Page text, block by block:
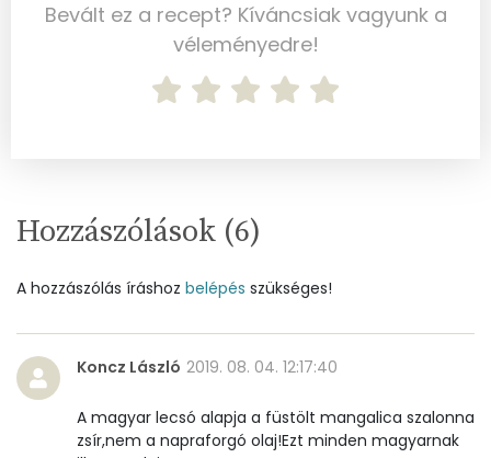
Bevált ez a recept? Kíváncsiak vagyunk a
véleményedre!
Hozzászólások (6)
A hozzászólás íráshoz belépés szükséges!
Koncz László 2019. 08. 04. 12:17:40
A magyar lecsó alapja a füstölt mangalica szalonna
zsír,nem a napraforgó olaj!Ezt minden magyarnak